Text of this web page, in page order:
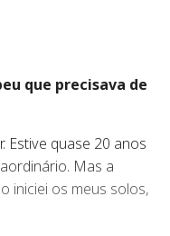
que precisava de
Estive quase 20 anos
Mas a
iniciei os meus solos,